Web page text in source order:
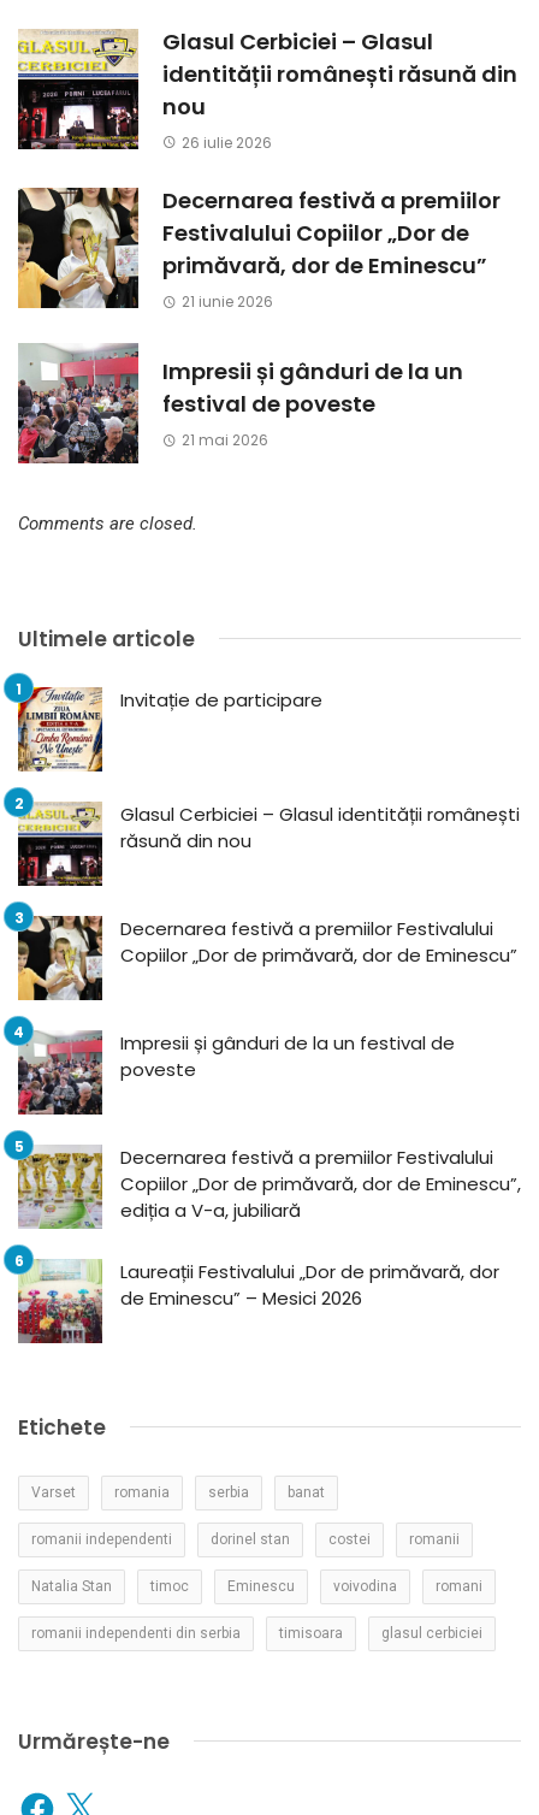
Glasul Cerbiciei – Glasul
identității românești răsună din
nou
26 iulie 2026
Decernarea festivă a premiilor
Festivalului Copiilor „Dor de
primăvară, dor de Eminescu”
21 iunie 2026
Impresii și gânduri de la un
festival de poveste
21 mai 2026
Comments are closed.
Ultimele articole
Invitație de participare
Glasul Cerbiciei – Glasul identității românești
răsună din nou
Decernarea festivă a premiilor Festivalului
Copiilor „Dor de primăvară, dor de Eminescu”
Impresii și gânduri de la un festival de
poveste
Decernarea festivă a premiilor Festivalului
Copiilor „Dor de primăvară, dor de Eminescu”,
ediția a V-a, jubiliară
Laureații Festivalului „Dor de primăvară, dor
de Eminescu” – Mesici 2026
Etichete
Varset romania serbia banat
romanii independenti dorinel stan costei romanii
Natalia Stan timoc Eminescu voivodina romani
romanii independenti din serbia timisoara glasul cerbiciei
Urmărește-ne
Facebook
X